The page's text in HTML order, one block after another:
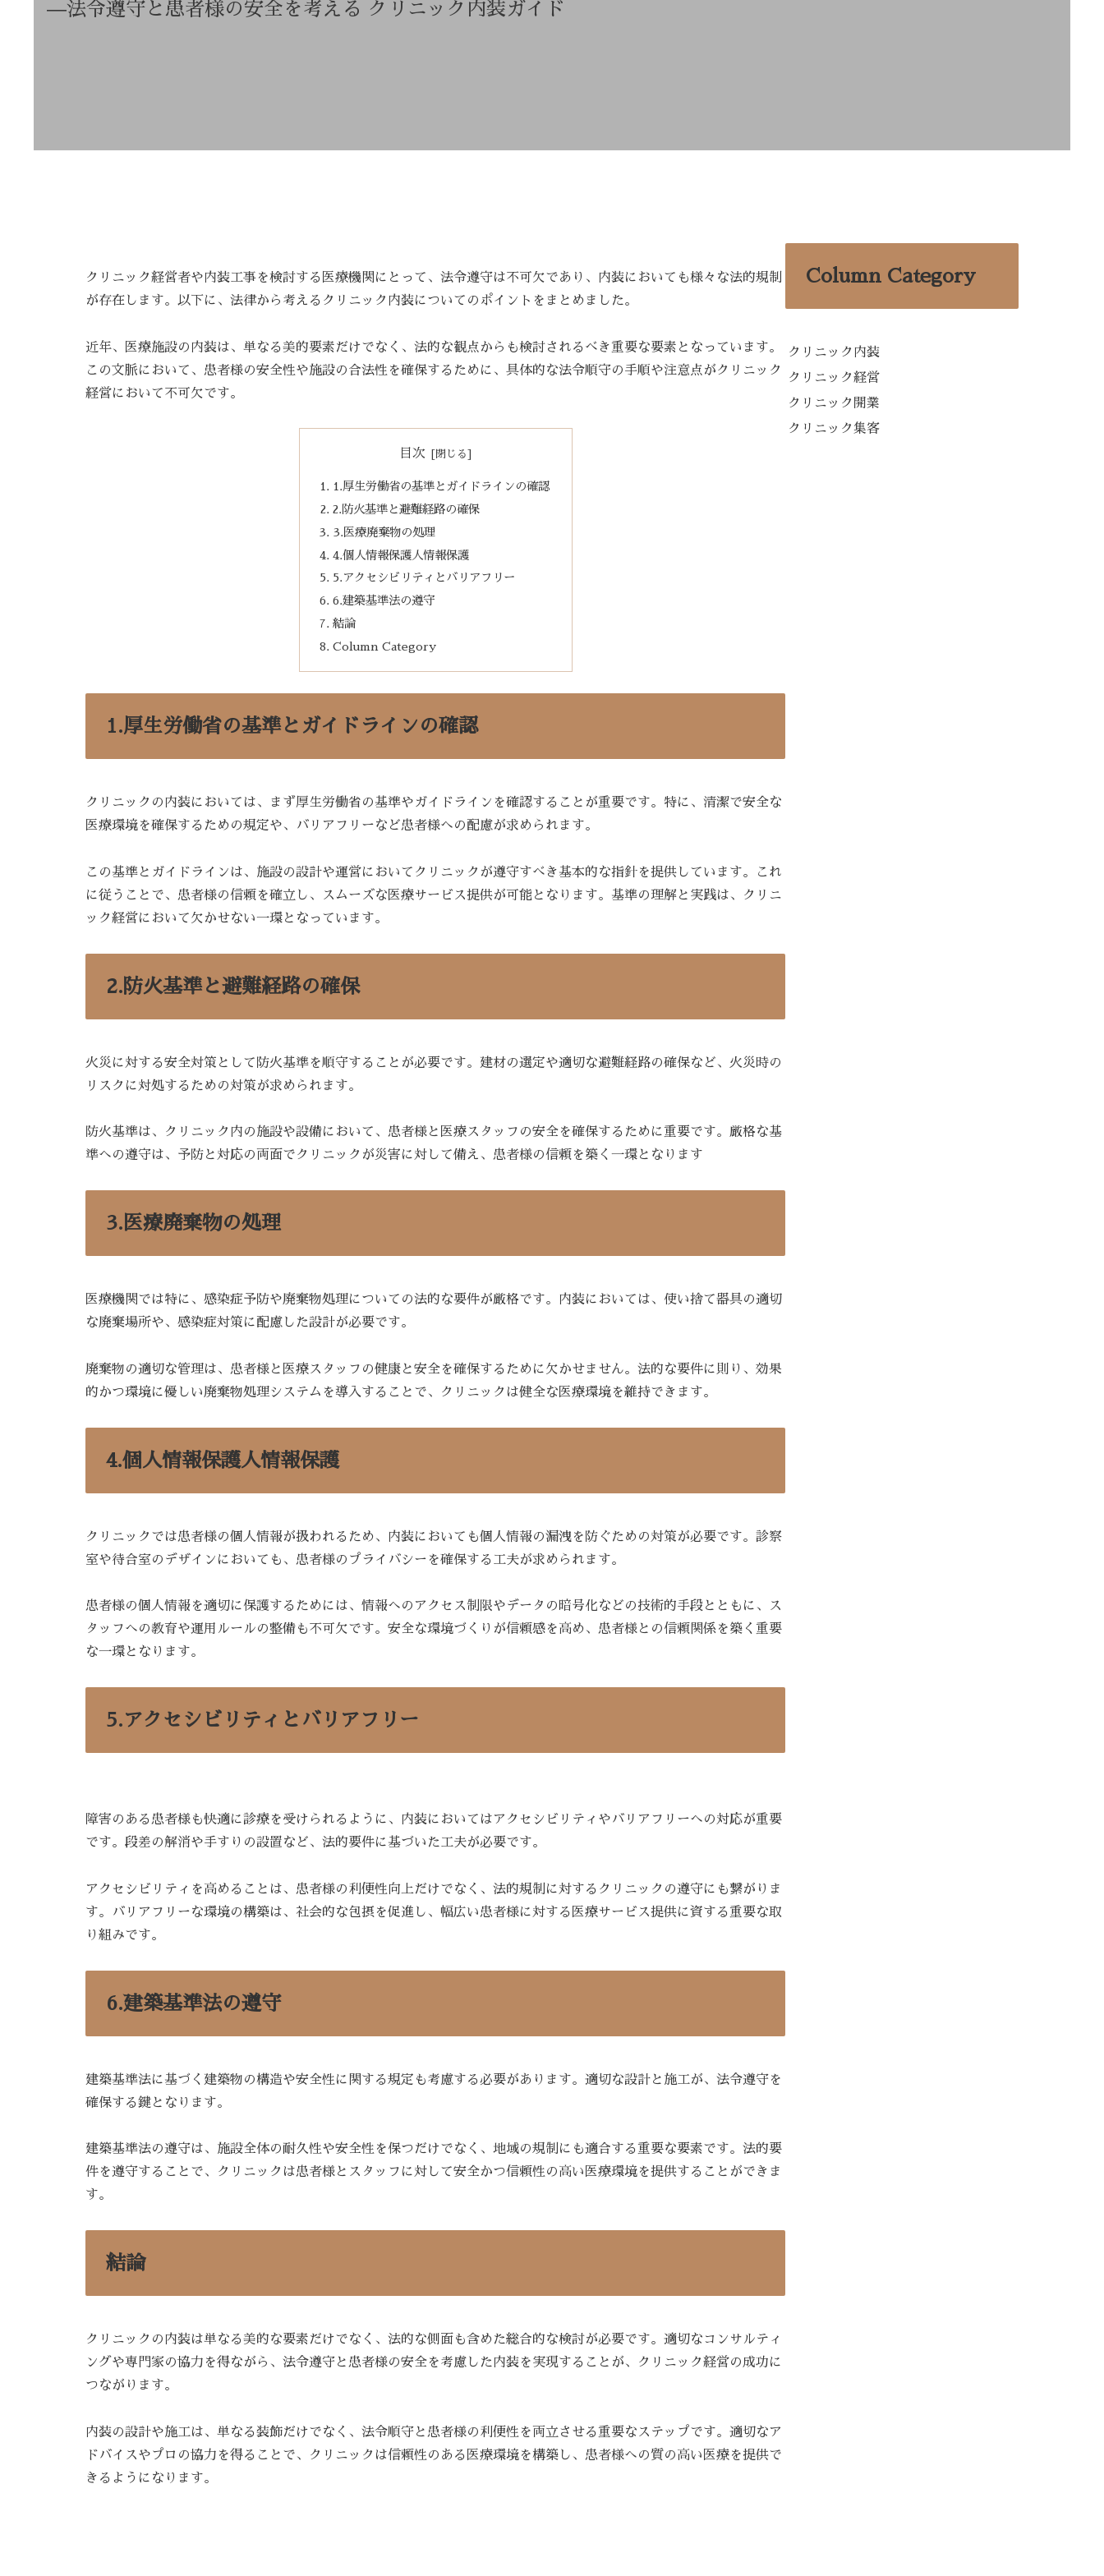
—法令遵守と患者様の安全を考える クリニック内装ガイド
クリニック経営者や内装工事を検討する医療機関にとって、法令遵守は不可欠であり、内装においても様々な法的規制
が存在します。以下に、法律から考えるクリニック内装についてのポイントをまとめました。
近年、医療施設の内装は、単なる美的要素だけでなく、法的な観点からも検討されるべき重要な要素となっています。
この文脈において、患者様の安全性や施設の合法性を確保するために、具体的な法令順守の手順や注意点がクリニック
経営において不可欠です。
目次
1.厚生労働省の基準とガイドラインの確認
2.防火基準と避難経路の確保
3.医療廃棄物の処理
4.個人情報保護人情報保護
5.アクセシビリティとバリアフリー
6.建築基準法の遵守
結論
Column Category
1.厚生労働省の基準とガイドラインの確認
クリニックの内装においては、まず厚生労働省の基準やガイドラインを確認することが重要です。特に、清潔で安全な
医療環境を確保するための規定や、バリアフリーなど患者様への配慮が求められます。
この基準とガイドラインは、施設の設計や運営においてクリニックが遵守すべき基本的な指針を提供しています。これ
に従うことで、患者様の信頼を確立し、スムーズな医療サービス提供が可能となります。基準の理解と実践は、クリニ
ック経営において欠かせない一環となっています。
2.防火基準と避難経路の確保
火災に対する安全対策として防火基準を順守することが必要です。建材の選定や適切な避難経路の確保など、火災時の
リスクに対処するための対策が求められます。
防火基準は、クリニック内の施設や設備において、患者様と医療スタッフの安全を確保するために重要です。厳格な基
準への遵守は、予防と対応の両面でクリニックが災害に対して備え、患者様の信頼を築く一環となります
3.医療廃棄物の処理
医療機関では特に、感染症予防や廃棄物処理についての法的な要件が厳格です。内装においては、使い捨て器具の適切
な廃棄場所や、感染症対策に配慮した設計が必要です。
廃棄物の適切な管理は、患者様と医療スタッフの健康と安全を確保するために欠かせません。法的な要件に則り、効果
的かつ環境に優しい廃棄物処理システムを導入することで、クリニックは健全な医療環境を維持できます。
4.個人情報保護人情報保護
クリニックでは患者様の個人情報が扱われるため、内装においても個人情報の漏洩を防ぐための対策が必要です。診察
室や待合室のデザインにおいても、患者様のプライバシーを確保する工夫が求められます。
患者様の個人情報を適切に保護するためには、情報へのアクセス制限やデータの暗号化などの技術的手段とともに、ス
タッフへの教育や運用ルールの整備も不可欠です。安全な環境づくりが信頼感を高め、患者様との信頼関係を築く重要
な一環となります。
5.アクセシビリティとバリアフリー
障害のある患者様も快適に診療を受けられるように、内装においてはアクセシビリティやバリアフリーへの対応が重要
です。段差の解消や手すりの設置など、法的要件に基づいた工夫が必要です。
アクセシビリティを高めることは、患者様の利便性向上だけでなく、法的規制に対するクリニックの遵守にも繋がりま
す。バリアフリーな環境の構築は、社会的な包摂を促進し、幅広い患者様に対する医療サービス提供に資する重要な取
り組みです。
6.建築基準法の遵守
建築基準法に基づく建築物の構造や安全性に関する規定も考慮する必要があります。適切な設計と施工が、法令遵守を
確保する鍵となります。
建築基準法の遵守は、施設全体の耐久性や安全性を保つだけでなく、地域の規制にも適合する重要な要素です。法的要
件を遵守することで、クリニックは患者様とスタッフに対して安全かつ信頼性の高い医療環境を提供することができま
す。
結論
クリニックの内装は単なる美的な要素だけでなく、法的な側面も含めた総合的な検討が必要です。適切なコンサルティ
ングや専門家の協力を得ながら、法令遵守と患者様の安全を考慮した内装を実現することが、クリニック経営の成功に
つながります。
内装の設計や施工は、単なる装飾だけでなく、法令順守と患者様の利便性を両立させる重要なステップです。適切なア
ドバイスやプロの協力を得ることで、クリニックは信頼性のある医療環境を構築し、患者様への質の高い医療を提供で
きるようになります。
Column Category
クリニック内装
クリニック経営
クリニック開業
クリニック集客